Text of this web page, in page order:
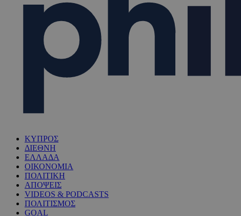
ΚΥΠΡΟΣ
ΔΙΕΘΝΗ
ΕΛΛΑΔΑ
ΟΙΚΟΝΟΜΙΑ
ΠΟΛΙΤΙΚΗ
ΑΠΟΨΕΙΣ
VIDEOS & PODCASTS
ΠΟΛΙΤΙΣΜΟΣ
GOAL